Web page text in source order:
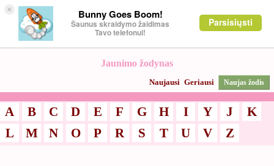
× Bunny Goes Boom!
Šaunus skraidymo žaidimas
Tavo telefonui!
Parsisiųsti
Jaunimo žodynas
Naujausi Geriausi Naujas žodis
A B C D E F G H I Y J
K
L
M N O P R S T U V Z